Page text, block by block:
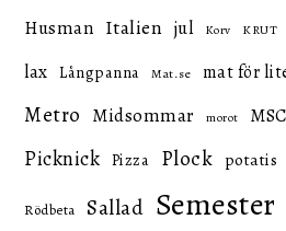
Husman Italien jul Korv KRUT
lax Långpanna Mat.se mat för
Metro Midsommar morot MSC
Picknick Pizza Plock potatis
Rödbeta Sallad Semester